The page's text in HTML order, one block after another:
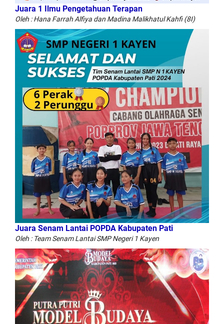
Juara 1 Ilmu Pengetahuan Terapan
Oleh : Hana Farrah Alfiya dan Madina Malikhatul Kahfi (8I)
Juara Senam Lantai POPDA Kabupaten Pati
Oleh : Team Senam Lantai SMP Negeri 1 Kayen